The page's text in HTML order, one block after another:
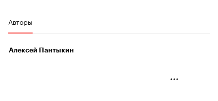
Авторы
Алексей Пантыкин